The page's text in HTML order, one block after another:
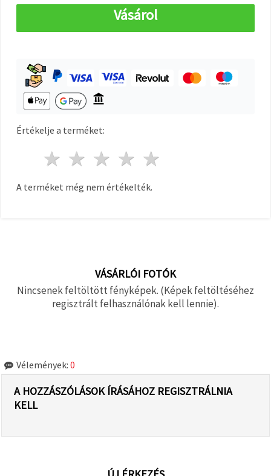
Vásárol
Értékelje a terméket:
4 csillagok
3 csillagok
2 csillagok
1 csillag
A terméket még nem értékelték.
VÁSÁRLÓI FOTÓK
Nincsenek feltöltött fényképek. (Képek feltöltéséhez
regisztrált felhasználónak kell lennie).
Vélemények: 0
A HOZZÁSZÓLÁSOK ÍRÁSÁHOZ REGISZTRÁLNIA
KELL